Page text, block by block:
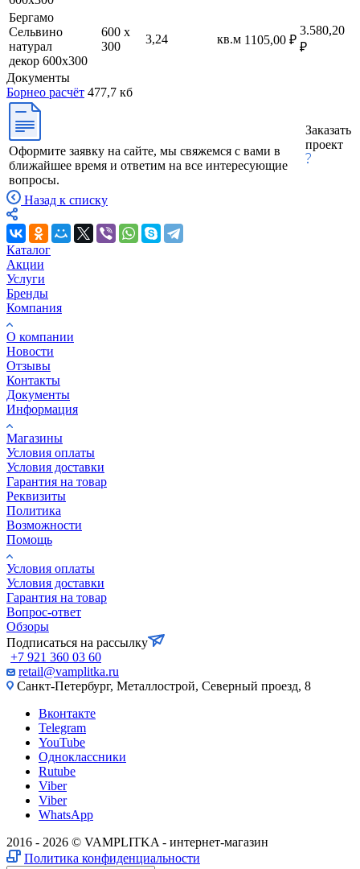
Бергамо
Сельвино
натурал
декор 600х300
600 х
300
3,24 кв.м 1105,00 ₽
3.580,20
₽
Документы
Борнео расчёт 477,7 кб
Оформите заявку на сайте, мы свяжемся с вами в
ближайшее время и ответим на все интересующие
вопросы.
Заказать
проект
Назад к списку
Каталог
Акции
Услуги
Бренды
Компания
О компании
Новости
Отзывы
Контакты
Документы
Информация
Магазины
Условия оплаты
Условия доставки
Гарантия на товар
Реквизиты
Политика
Возможности
Помощь
Условия оплаты
Условия доставки
Гарантия на товар
Вопрос-ответ
Обзоры
Подписаться на рассылку
+7 921 360 03 60
retail@vamplitka.ru
Санкт-Петербург, Металлострой, Северный проезд, 8
Вконтакте
Telegram
YouTube
Одноклассники
Rutube
Viber
Viber
WhatsApp
2016 - 2026 © VAMPLITKA - интернет-магазин
Политика конфиденциальности